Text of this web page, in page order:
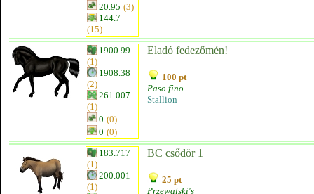
20.95 (3)
144.7
(15)
1900.99
(1)
1908.38
(2)
261.007
(1)
0 (0)
0 (0)
Eladó fedezőmén!
100 pt
Paso fino
Stallion
183.717
(1)
200.001
(1)
BC csődör 1
25 pt
Przewalski's